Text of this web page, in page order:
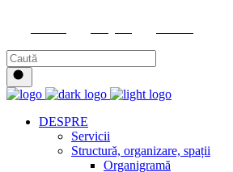
DESPRE
Servicii
Structură, organizare, spații
Organigramă